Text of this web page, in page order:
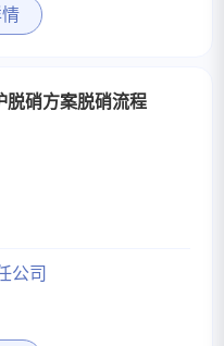
脱硝方案脱硝流程
公司